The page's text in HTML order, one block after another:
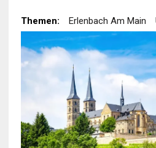
Themen: Erlenbach Am Main